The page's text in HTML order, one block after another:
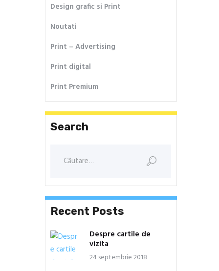
Design grafic si Print
Noutati
Print – Advertising
Print digital
Print Premium
Search
după:
Recent Posts
Despre cartile de
vizita
24 septembrie 2018